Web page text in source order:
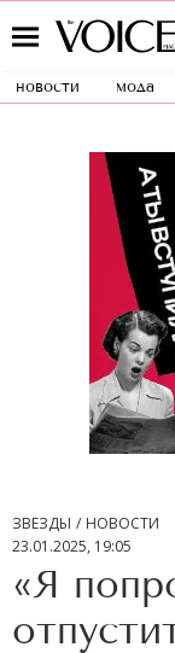
новости мода
ЗВЕЗДЫ
НОВОСТИ
23.01.2025, 19:05
«Я